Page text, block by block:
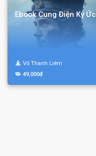
Ebook Cung Điện Ký Ức
Võ Thanh Liêm
49,000đ